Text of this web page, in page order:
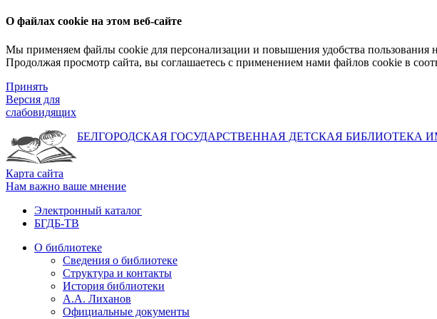
О файлах cookie на этом веб-сайте
Мы применяем файлы cookie для персонализации и повышения удобства пользования
Продолжая просмотр сайта, вы соглашаетесь с применением нами файлов cookie в
Принять
Версия для
слабовидящих
БЕЛГОРОДСКАЯ ГОСУДАРСТВЕННАЯ ДЕТСКАЯ БИБЛИОТЕКА
Карта сайта
Нам важно ваше мнение
Электронный каталог
БГДБ-ТВ
О библиотеке
Сведения о библиотеке
Структура и контакты
История библиотеки
А.А. Лиханов
Официальные документы